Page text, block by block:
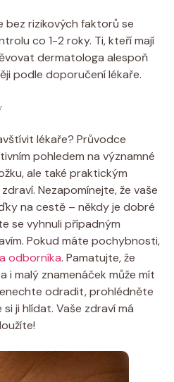
bez rizikových faktorů se
co 1-2 roky. Ti, kteří mají
dermatologa alespoň
podle doporučení lékaře.
lékaře? Průvodce
pohledem na významné
ale také praktickým
Nezapomínejte, že vaše
na cestě – někdy je dobré
se vyhnuli případným
Pokud máte pochybnosti,
odborníka. Pamatujte, že
i malý znamenáček může mít
odradit, prohlédněte
ji hlídat. Vaše zdraví má